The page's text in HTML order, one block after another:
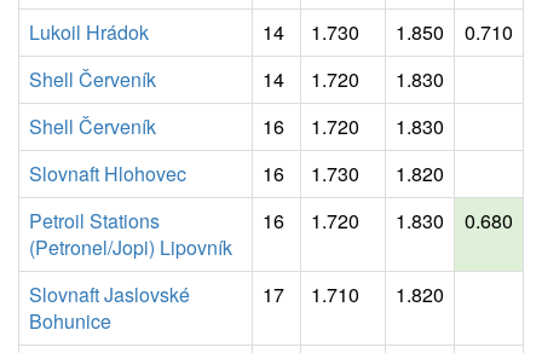
Lukoil Hrádok
14 1.730 1.850
0.710
Shell Červeník
14 1.720
1.830
Shell Červeník
16 1.720
1.830
Slovnaft Hlohovec
16 1.730
1.820
Petroil Stations
(Petronel/Jopi) Lipovník
16 1.720 1.830 0.680
Slovnaft Jaslovské
Bohunice
17 1.710 1.820